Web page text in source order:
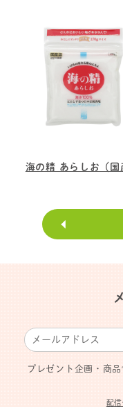
海の精 あらしお（国
プレゼント企画・商
配